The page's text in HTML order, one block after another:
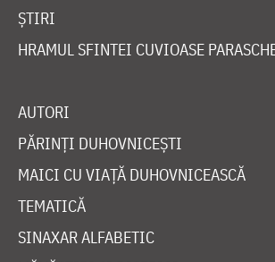
ȘTIRI
HRAMUL SFINTEI CUVIOASE
AUTORI
PĂRINȚI DUHOVNICEȘTI
MAICI CU VIAȚĂ DUHOVNICEASCĂ
TEMATICĂ
SINAXAR ALFABETIC